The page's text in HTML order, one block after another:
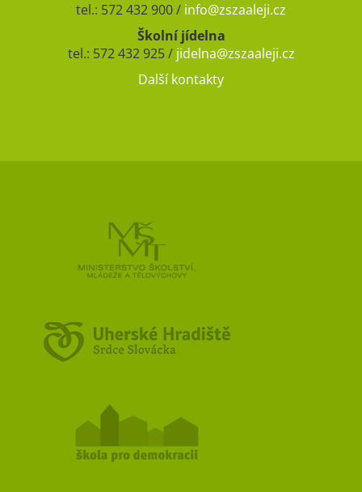
tel.: 572 432 900 / info@zszaaleji.cz
Školní jídelna
tel.: 572 432 925 / jidelna@zszaaleji.cz
Další kontakty